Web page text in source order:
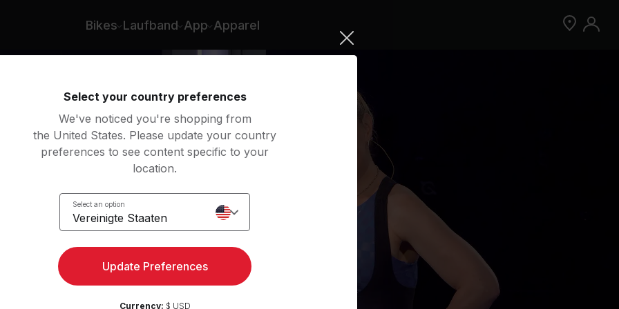
Bikes Laufband App Apparel
Jetzt Peloton App kostenlos testen
Select your country preferences
We've noticed you're shopping from
the United States. Please update your country
preferences to see content specific to your
location.
Select an option
Vereinigte Staaten
Update Preferences
Currency: $ USD